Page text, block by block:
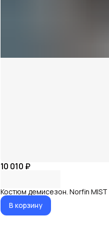
10 010 ₽
Костюм демисезон. Norfin MIST
В корзину